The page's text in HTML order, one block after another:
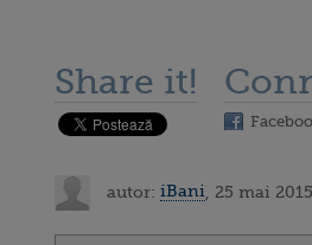
Share it!
autor: iBani , 25 mai